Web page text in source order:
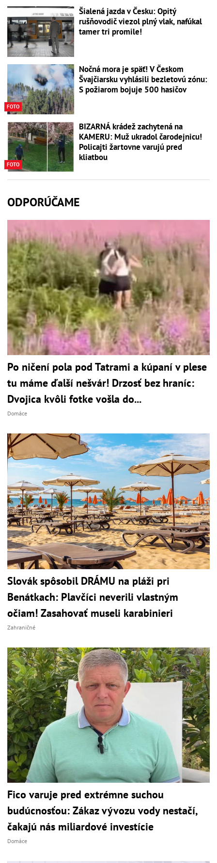
Šialená jazda v Česku: Opitý
rušňovodič viezol plný vlak, nafúkal
tamer tri promile!
FOTO
Nočná mora je späť! V Českom
Švajčiarsku vyhlásili bezletovú zónu:
S požiarom bojuje 500 hasičov
FOTO
BIZARNÁ krádež zachytená na
KAMERU: Muž ukradol čarodejnicu!
Policajti žartovne varujú pred
kliatbou
ODPORÚČAME
Po ničení pola pod Tatrami a kúpaní v plese
tu máme ďalší nešvár! Drzosť bez hraníc:
Dvojica kvôli fotke vošla do...
Domáce
Slovák spôsobil DRÁMU na pláži pri
Benátkach: Plavčíci neverili vlastným
očiam! Zasahovať museli karabinieri
Zahraničné
Fico varuje pred extrémne suchou
budúcnosťou: Zákaz vývozu vody nestačí,
čakajú nás miliardové investície
Domáce